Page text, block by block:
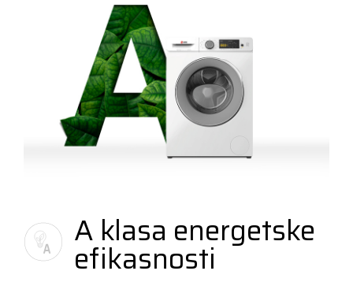
A klasa energetske
efikasnosti